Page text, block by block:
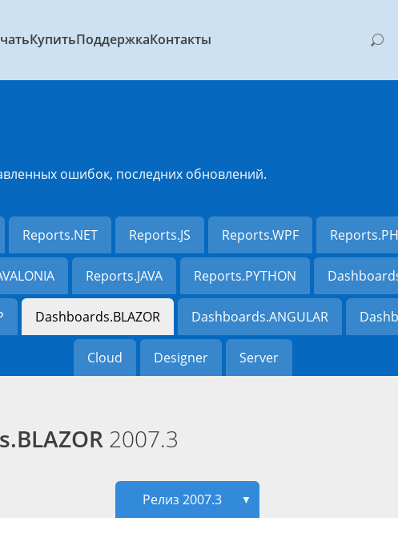
КупитьПоддержкаКонтакты
ошибок, последних обновлений.
Reports.NET Reports.JS Reports.WPF
Reports.JAVA Reports.PYTHON
Dashboards.BLAZOR Dashboards.ANGULAR
Cloud Designer Server
2007.3
Релиз 2007.3 ▼